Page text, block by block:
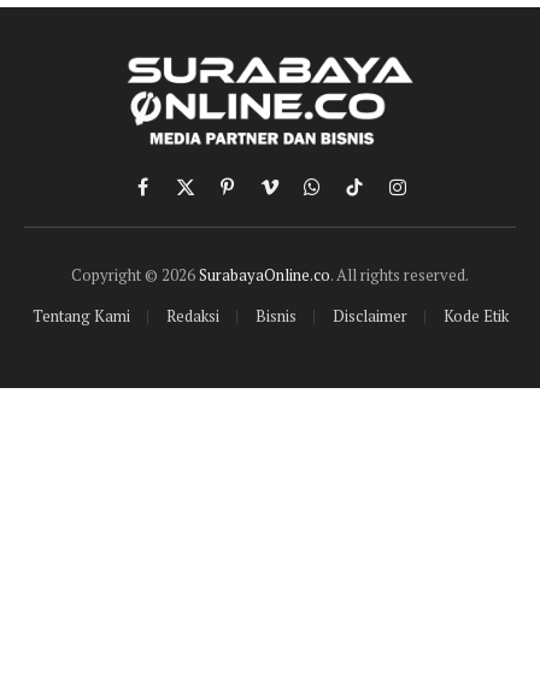
Facebook
X
(Twitter)
PinterestVimeoWhatsApp
TikTokInstagram
Copyright © 2026SurabayaOnline.co. All rights reserved.
Tentang Kami
Redaksi Bisnis Disclaimer Kode Etik